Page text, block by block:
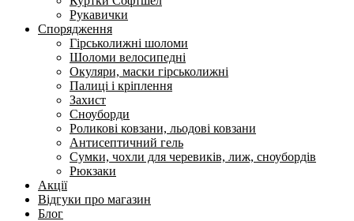
Рукавички
Спорядження
Гірськолижні шоломи
Шоломи велосипедні
Окуляри, маски гірськолижні
Палиці і кріплення
Захист
Сноуборди
Роликові ковзани, льодові ковзани
Антисептичний гель
Сумки, чохли для черевиків, лиж, сноубордів
Рюкзаки
Акції
Відгуки про магазин
Блог